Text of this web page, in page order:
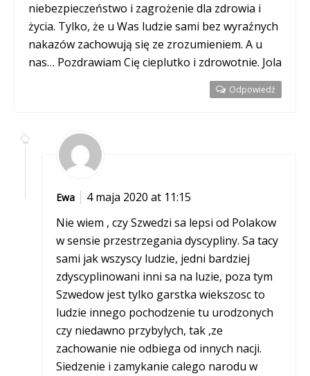
niebezpieczeństwo i zagrożenie dla zdrowia i
życia. Tylko, że u Was ludzie sami bez wyraźnych
nakazów zachowują się ze zrozumieniem. A u
nas… Pozdrawiam Cię cieplutko i zdrowotnie. Jola
Odpowiedź
Ewa
4 maja 2020 at 11:15
Nie wiem , czy Szwedzi sa lepsi od Polakow
w sensie przestrzegania dyscypliny. Sa tacy
sami jak wszyscy ludzie, jedni bardziej
zdyscyplinowani inni sa na luzie, poza tym
Szwedow jest tylko garstka wiekszosc to
ludzie innego pochodzenie tu urodzonych
czy niedawno przybylych, tak ,ze
zachowanie nie odbiega od innych nacji.
Siedzenie i zamykanie calego narodu w